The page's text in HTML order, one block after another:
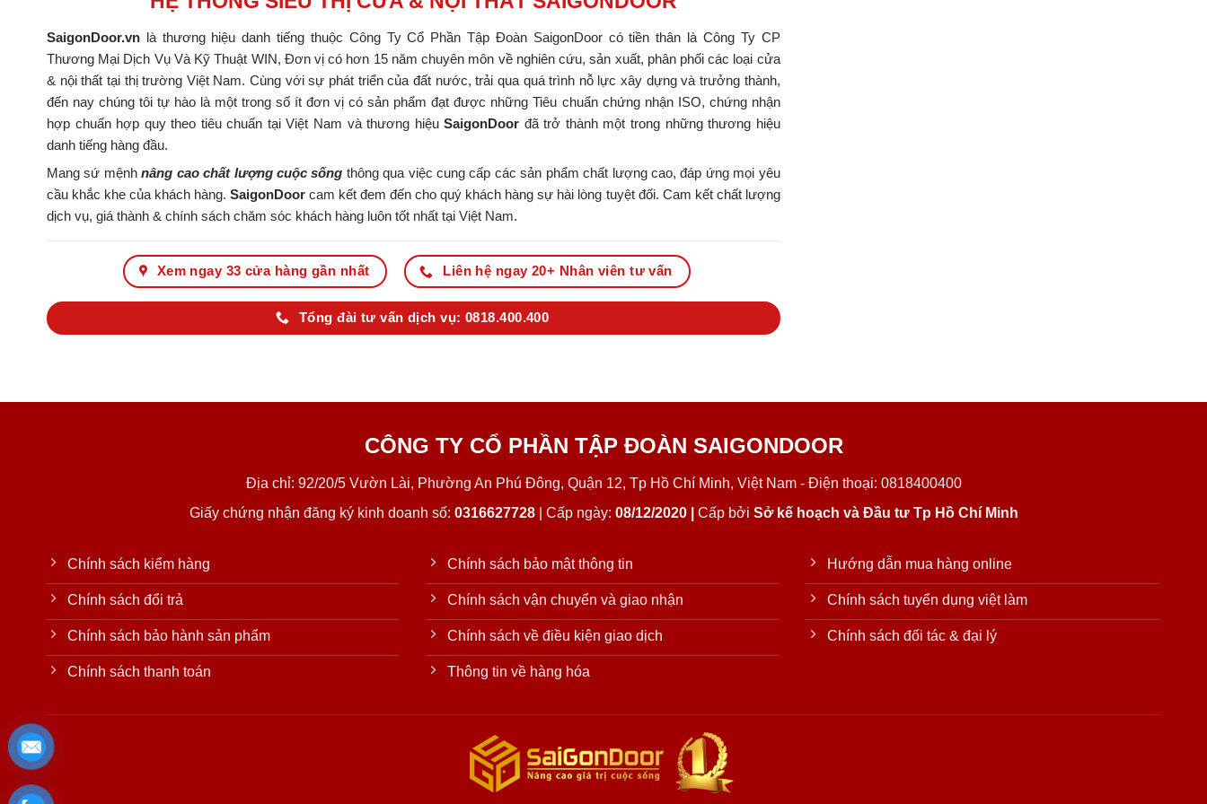
SaigonDoor.vn là thương hiệu danh tiếng thuộc Công Ty Cổ Phần Tập Đoàn SaigonDoor có tiền thân là Công Ty CP
Thương Mại Dịch Vụ Và Kỹ Thuật WIN, Đơn vị có hơn 15 năm chuyên môn về nghiên cứu, sản xuất, phân phối các loại cửa
& nội thất tại thị trường Việt Nam. Cùng với sự phát triển của đất nước, trải qua quá trình nỗ lực xây dựng và trưởng thành,
đến nay chúng tôi tự hào là một trong số ít đơn vị có sản phẩm đạt được những Tiêu chuẩn chứng nhận ISO, chứng nhận
hợp chuẩn hợp quy theo tiêu chuẩn tại Việt Nam và thương hiệuSaigonDoor đã trở thành một trong những thương hiệu
danh tiếng hàng đầu.
Mang sứ mệnhnâng cao chất lượng cuộc sống thông qua việc cung cấp các sản phẩm chất lượng cao, đáp ứng mọi yêu
cầu khắc khe của khách hàng.SaigonDoor cam kết đem đến cho quý khách hàng sự hài lòng tuyệt đối. Cam kết chất lượng
dịch vụ, giá thành & chính sách chăm sóc khách hàng luôn tốt nhất tại Việt Nam.
Xem ngay 33 cửa hàng gần nhất Liên hệ ngay 20+ Nhân viên tư vấn
Tổng đài tư vấn dịch vụ: 0818.400.400
CÔNG TY CỔ PHẦN TẬP ĐOÀN SAIGONDOOR
Địa chỉ: 92/20/5 Vườn Lài, Phường An Phú Đông, Quận 12, Tp Hồ Chí Minh, Việt Nam - Điện thoại: 0818400400
Giấy chứng nhận đăng ký kinh doanh số: 0316627728| Cấp ngày: 08/12/2020 | Cấp bởi Sở kế hoạch và Đầu tư Tp Hồ Chí Minh
Chính sách kiểm hàng
Chính sách đổi trả
Chính sách bảo hành sản phẩm
Chính sách thanh toán
Chính sách bảo mật thông tin
Chính sách vận chuyển và giao nhận
Chính sách về điều kiện giao dịch
Thông tin về hàng hóa
Hướng dẫn mua hàng online
Chính sách tuyển dụng việt làm
Chính sách đối tác & đại lý